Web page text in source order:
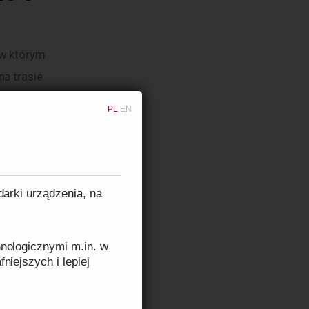
PL EN
urządzenia, na
m.in. w
i lepiej
którym
trasie.